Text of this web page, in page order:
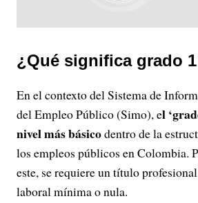
¿Qué significa grado
En el contexto del Sistema de
del Empleo Público (Simo), el
nivel más básicodentro de la
los empleos públicos en Colombia.
este, se requiere un título
laboral mínima o nula.